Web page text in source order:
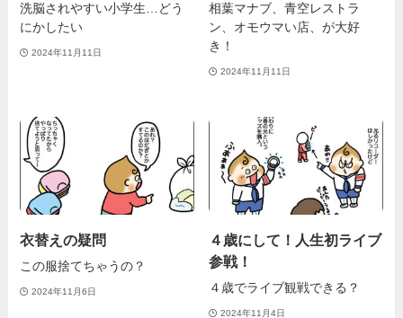
洗脳されやすい小学生…どう
にかしたい
2024年11月11日
相葉マナブ、青空レストラ
ン、オモウマい店、が大好
き！
2024年11月11日
衣替えの疑問
この服捨てちゃうの？
2024年11月6日
４歳にして！人生初ライブ
参戦！
４歳でライブ観戦できる？
2024年11月4日